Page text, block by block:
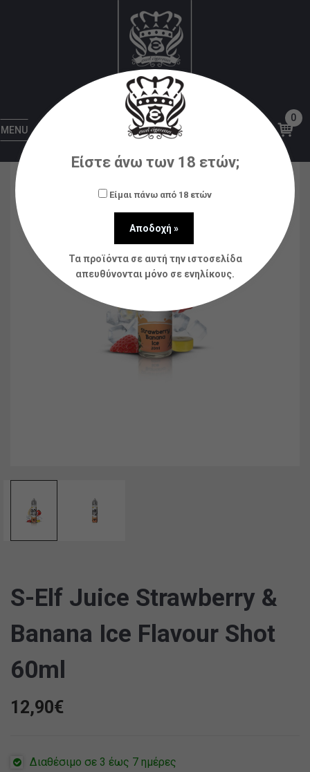
MENU
0
Υγρά αναπλήρωσης (flavorshots)
S-Elf Juice Strawberry & Banana Ice Flavour
Shot 60ml
S-Elf Juice Strawberry &
Banana Ice Flavour Shot
60ml
12,90€
Διαθέσιμο σε 3 έως 7 ημέρες
Είστε άνω των 18 ετών;
Είμαι πάνω από 18 ετών
Τα προϊόντα σε αυτή την ιστοσελίδα
απευθύνονται μόνο σε ενηλίκους.